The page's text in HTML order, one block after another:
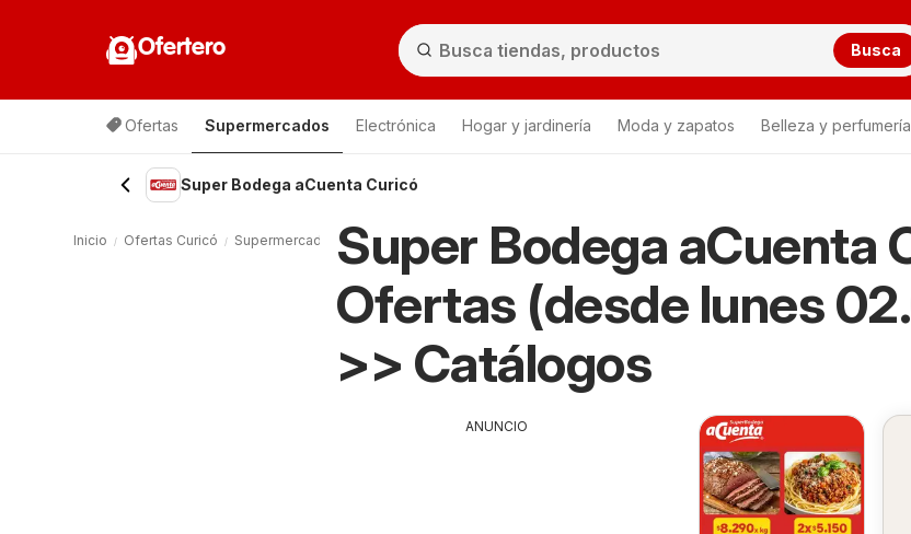
Ofertero Busca
Ofertas Supermercados Electrónica Hogar y jardinería Moda y zapatos Belleza y perfumería
Lista de productos
Super Bodega aCuenta Curicó
Super Bodega aCuenta
Ofertas (desde lunes
>> Catálogos
ANUNCIO
Inicio Ofertas Curicó Supermercados Curicó Super Bodega aCuenta Curicó